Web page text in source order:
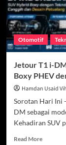
Otomotif
Jetour T1 i-
Boxy PHEV
Hamdan Usaid
Sorotan Hari Ini
DM sebagai
Kehadiran SUV
Read MoreRead